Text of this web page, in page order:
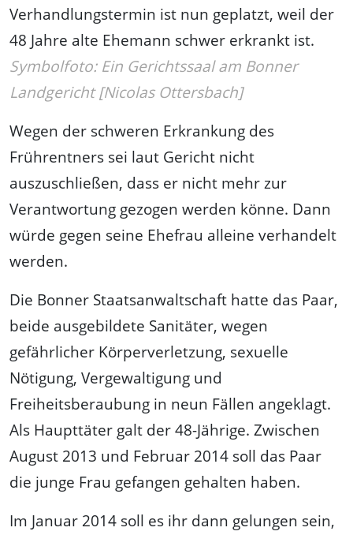
Verhandlungstermin ist nun geplatzt, weil der
48 Jahre alte Ehemann schwer erkrankt ist.
Symbolfoto: Ein Gerichtssaal am Bonner
Landgericht [Nicolas Ottersbach]
Wegen der schweren Erkrankung des
Frührentners sei laut Gericht nicht
auszuschließen, dass er nicht mehr zur
Verantwortung gezogen werden könne. Dann
würde gegen seine Ehefrau alleine verhandelt
werden.
Die Bonner Staatsanwaltschaft hatte das Paar,
beide ausgebildete Sanitäter, wegen
gefährlicher Körperverletzung, sexuelle
Nötigung, Vergewaltigung und
Freiheitsberaubung in neun Fällen angeklagt.
Als Haupttäter galt der 48-Jährige. Zwischen
August 2013 und Februar 2014 soll das Paar
die junge Frau gefangen gehalten haben.
Im Januar 2014 soll es ihr dann gelungen sein,